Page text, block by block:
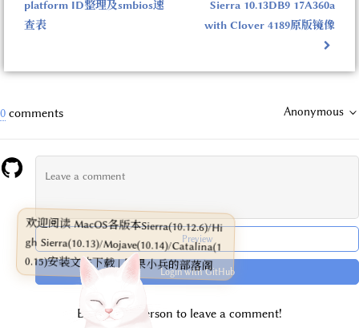
platform ID整理及smbios速
查表
Sierra 10.13DB9 17A360a
with Clover 4189原版镜像
0 comments Anonymous
Preview
Login with GitHub
Be the first person to leave a comment!
欢迎阅读 MacOS各版本Sierra(10.12.6)/Hi
gh Sierra(10.13)/Mojave(10.14)/Catalina(1
0.15)安装文件下载 | 黑果小兵的部落阁